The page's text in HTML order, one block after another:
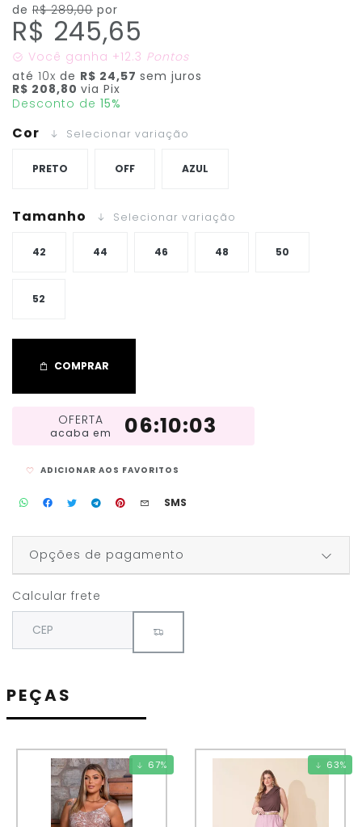
de R$ 289,00 por
R$ 245,65
Você ganha +12.3 Pontos
até 10x de R$ 24,57 sem juros
R$ 208,80 via Pix
Desconto de 15%
Cor Selecionar variação
PRETO OFF AZUL
Tamanho Selecionar variação
42 44 46 48 50
52
COMPRAR
OFERTA
acaba em 06:10:03
ADICIONAR AOS FAVORITOS
SMS
Opções de pagamento
Calcular frete
PEÇAS
67% 63%